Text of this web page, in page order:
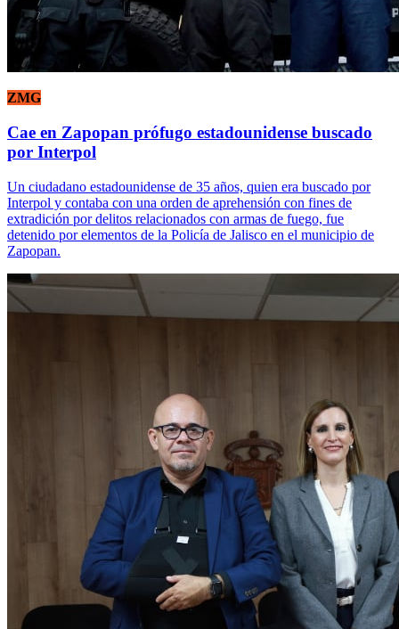
ZMG
Cae en Zapopan prófugo estadounidense buscado
por Interpol
Un ciudadano estadounidense de 35 años, quien era buscado por
Interpol y contaba con una orden de aprehensión con fines de
extradición por delitos relacionados con armas de fuego, fue
detenido por elementos de la Policía de Jalisco en el municipio de
Zapopan.